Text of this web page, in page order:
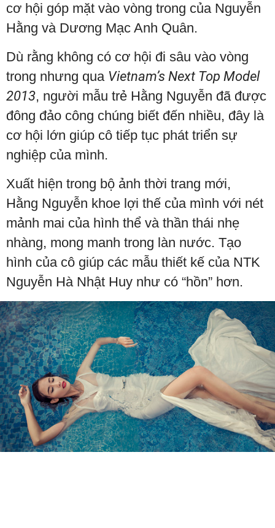
cơ hội góp mặt vào vòng trong của Nguyễn
Hằng và Dương Mạc Anh Quân.
Dù rằng không có cơ hội đi sâu vào vòng
trong nhưng qua Vietnam’s Next Top Model
2013, người mẫu trẻ Hằng Nguyễn đã được
đông đảo công chúng biết đến nhiều, đây là
cơ hội lớn giúp cô tiếp tục phát triển sự
nghiệp của mình.
Xuất hiện trong bộ ảnh thời trang mới,
Hằng Nguyễn khoe lợi thế của mình với nét
mảnh mai của hình thể và thần thái nhẹ
nhàng, mong manh trong làn nước. Tạo
hình của cô giúp các mẫu thiết kế của NTK
Nguyễn Hà Nhật Huy như có “hồn” hơn.